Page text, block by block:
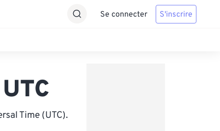
Se connecter S'inscrire
Time (UTC).